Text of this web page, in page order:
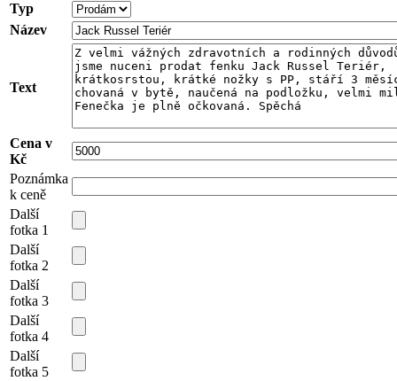
Typ
Název
Text
Cena v
Kč
Poznámka
k ceně
Další
fotka 1
Další
fotka 2
Další
fotka 3
Další
fotka 4
Další
fotka 5